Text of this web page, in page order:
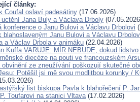
články:
Coufal oslaví padesátiny (17.06.2026)
Jana Buly a Václava Drboly
konference o Janu Bulovi a Václavu Drbolovi
blahoslaveným Janu Bulovi a Václavu
a Václav Drbola v animáku (22.04.2026)
Kuffa VARUJE: MÍR NEBUDE, dokud
diecéze na pouti ve francouzském
obvinění ze zneužívání poškozují skutečné
Potěšil jsi mě svou modlitbou korunky /
list biskupa Pavla k blahořečení P.
Toufarovi na stanici Vltava(17.02.2026)